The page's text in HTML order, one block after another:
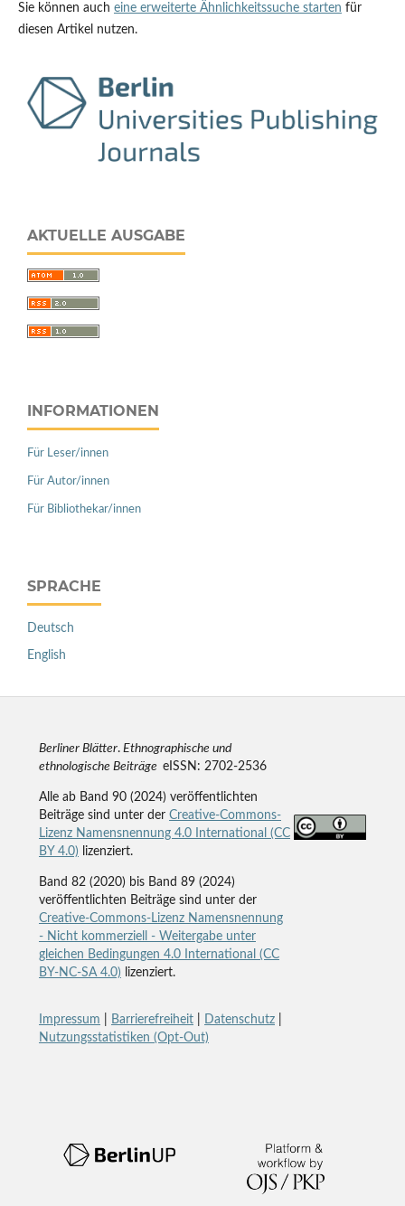
Sie können auch eine erweiterte Ähnlichkeitssuche starten für
diesen Artikel nutzen.
AKTUELLE AUSGABE
INFORMATIONEN
Für Leser/innen
Für Autor/innen
Für Bibliothekar/innen
SPRACHE
Deutsch
English
Berliner Blätter.Ethnographische und
ethnologische Beiträge eISSN: 2702-2536
Alle ab Band 90 (2024) veröffentlichten
Beiträge sind unter der Creative-Commons-
Lizenz Namensnennung 4.0 International (CC
BY 4.0) lizenziert.
Band 82 (2020) bis Band 89 (2024)
veröffentlichten Beiträge sind unter der
Creative-Commons-Lizenz Namensnennung
- Nicht kommerziell - Weitergabe unter
gleichen Bedingungen 4.0 International (CC
BY-NC-SA 4.0) lizenziert.
Impressum Barrierefreiheit| Datenschutz|
Nutzungsstatistiken (Opt-Out)